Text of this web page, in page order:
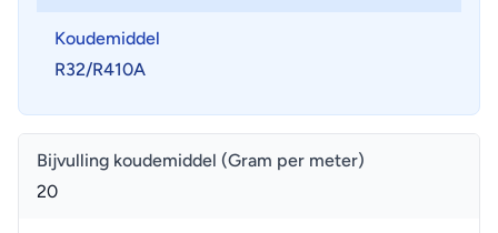
Koudemiddel
R32/R410A
Bijvulling koudemiddel (Gram per meter)
20